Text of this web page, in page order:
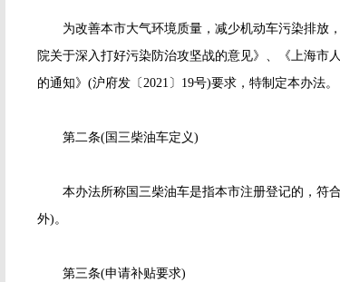
为改善本市大气环境质量，减少机动车污染排放
院关于深入打好污染防治攻坚战的意见》、《上海市
的通知》(沪府发〔2021〕19号)要求，特制定本办法。
第二条(国三柴油车定义)
本办法所称国三柴油车是指本市注册登记的，符
外)。
第三条(申请补贴要求)